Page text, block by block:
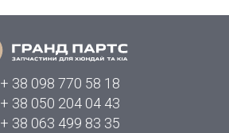
+ 38 098 770 58 18
+ 38 050 204 04 43
+ 38 063 499 83 35